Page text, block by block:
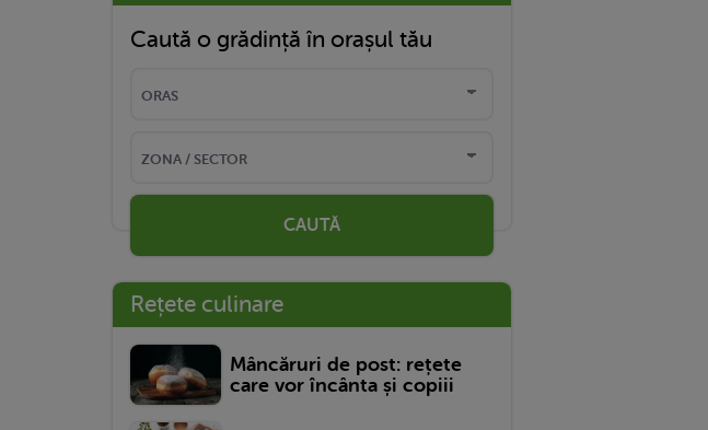
Caută o grădință în orașul tău
CAUTĂ
Rețete culinare
Mâncăruri de post: rețete
care vor încânta și copiii